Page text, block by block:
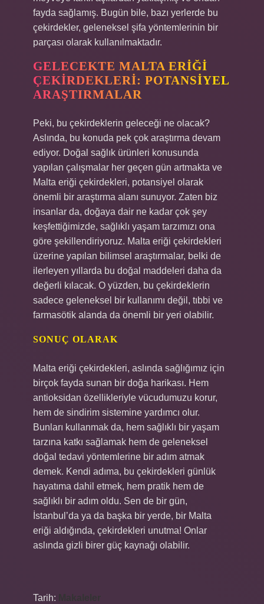
fayda sağlamış. Bugün bile, bazı yerlerde bu
çekirdekler, geleneksel şifa yöntemlerinin bir
parçası olarak kullanılmaktadır.
GELECEKTE MALTA ERIĞI
ÇEKIRDEKLERI: POTANSIYEL
ARAŞTIRMALAR
Peki, bu çekirdeklerin geleceği ne olacak?
Aslında, bu konuda pek çok araştırma devam
ediyor. Doğal sağlık ürünleri konusunda
yapılan çalışmalar her geçen gün artmakta ve
Malta eriği çekirdekleri, potansiyel olarak
önemli bir araştırma alanı sunuyor. Zaten biz
insanlar da, doğaya dair ne kadar çok şey
keşfettiğimizde, sağlıklı yaşam tarzımızı ona
göre şekillendiriyoruz. Malta eriği çekirdekleri
üzerine yapılan bilimsel araştırmalar, belki de
ilerleyen yıllarda bu doğal maddeleri daha da
değerli kılacak. O yüzden, bu çekirdeklerin
sadece geleneksel bir kullanımı değil, tıbbi ve
farmasötik alanda da önemli bir yeri olabilir.
SONUÇ OLARAK
Malta eriği çekirdekleri, aslında sağlığımız için
birçok fayda sunan bir doğa harikası. Hem
antioksidan özellikleriyle vücudumuzu korur,
hem de sindirim sistemine yardımcı olur.
Bunları kullanmak da, hem sağlıklı bir yaşam
tarzına katkı sağlamak hem de geleneksel
doğal tedavi yöntemlerine bir adım atmak
demek. Kendi adıma, bu çekirdekleri günlük
hayatıma dahil etmek, hem pratik hem de
sağlıklı bir adım oldu. Sen de bir gün,
İstanbul’da ya da başka bir yerde, bir Malta
eriği aldığında, çekirdekleri unutma! Onlar
aslında gizli birer güç kaynağı olabilir.
Tarih: